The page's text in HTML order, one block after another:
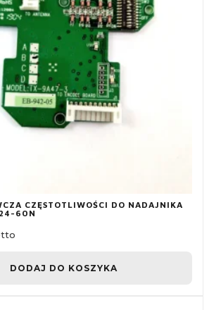
CZĘSTOTLIWOŚCI DO NADAJNIKA
60N
DODAJ DO KOSZYKA